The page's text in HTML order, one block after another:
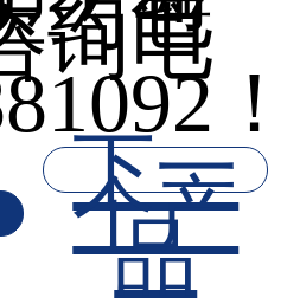
询电
！
下一
个产
品